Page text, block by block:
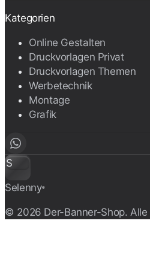
Kategorien
Online Gestalten
Druckvorlagen Privat
Druckvorlagen Themen
Werbetechnik
Montage
Grafik
S
Selenny®
© 2026 Der-Banner-Shop. Alle